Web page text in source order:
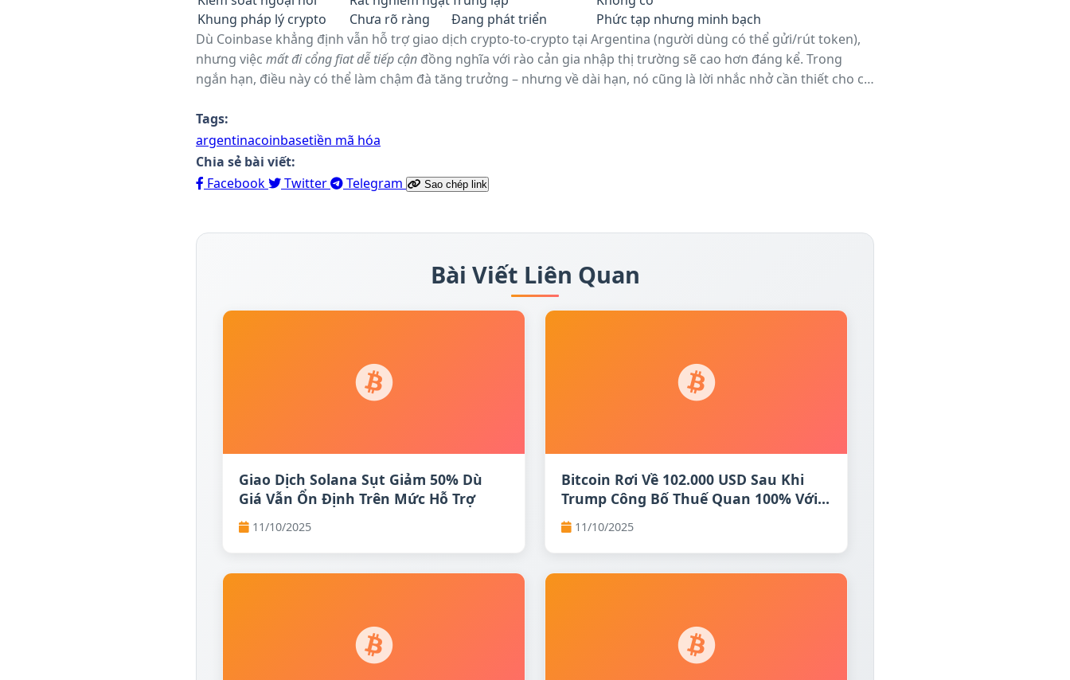
Khung pháp lý crypto
Chưa rõ ràng Đang phát triển
Phức tạp nhưng minh bạch
Dù Coinbase khẳng định vẫn hỗ trợ giao dịch crypto-to-crypto tại Argentina (người dùng có thể gửi/rút token),
nhưng việc mất đi cổng fiat dễ tiếp cận đồng nghĩa với rào cản gia nhập thị trường sẽ cao hơn đáng kể. Trong
ngắn hạn, điều này có thể làm chậm đà tăng trưởng – nhưng về dài hạn, nó cũng là lời nhắc nhở cần thiết cho cả
chắc.
Tags:
argentinacoinbasetiền mã hóa
Chia sẻ bài viết:
Facebook
Twitter Telegram Sao chép link
Bài Viết Liên Quan
Giao Dịch Solana Sụt Giảm 50% Dù
Giá Vẫn Ổn Định Trên Mức Hỗ Trợ
11/10/2025
Bitcoin Rơi Về 102.000 USD Sau Khi
Trump Công Bố Thuế Quan 100% Với
Trung Quốc
11/10/2025